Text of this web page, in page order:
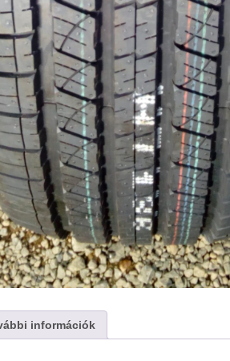
információk